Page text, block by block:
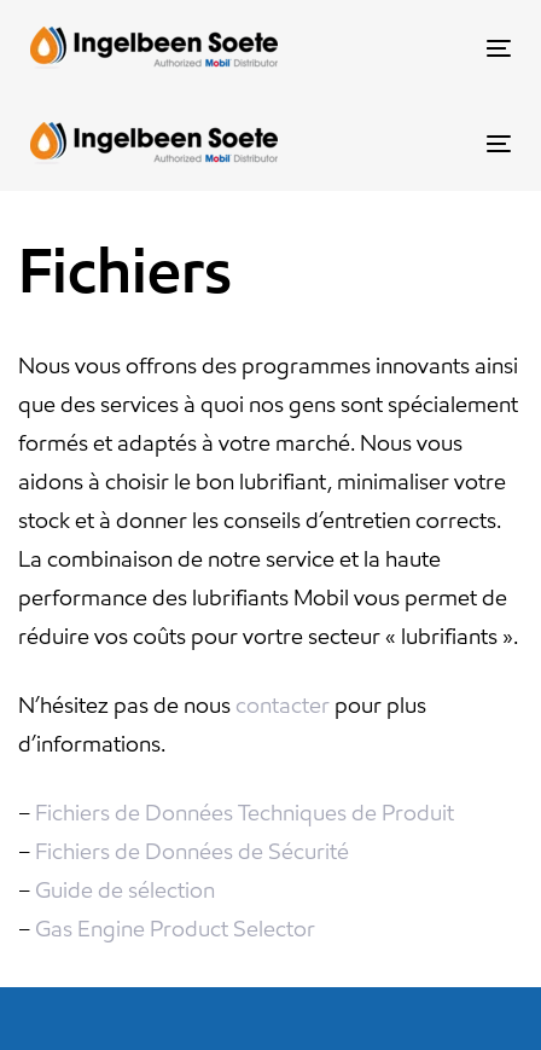
links
Fichiers
Nous vous offrons des programmes innovants ainsi
que des services à quoi nos gens sont spécialement
formés et adaptés à votre marché. Nous vous
aidons à choisir le bon lubrifiant, minimaliser votre
stock et à donner les conseils d’entretien corrects.
La combinaison de notre service et la haute
performance des lubrifiants Mobil vous permet de
réduire vos coûts pour vortre secteur « lubrifiants ».
N’hésitez pas de nous contacter pour plus
d’informations.
– Fichiers de Données Techniques de Produit
– Fichiers de Données de Sécurité
– Guide de sélection
– Gas Engine Product Selector